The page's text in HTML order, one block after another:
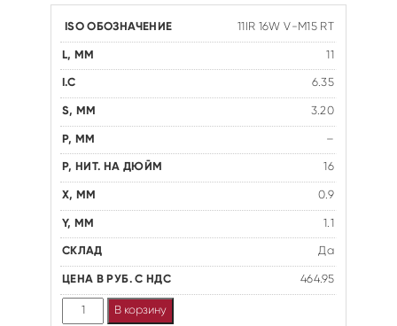
11IR 16W V-M15 RT
11
6.35
3.20
–
16
0.9
1.1
Да
464.95
КоличествоВ корзину